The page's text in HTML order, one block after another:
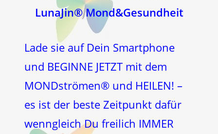
LunaJin® Mond&Gesundheit
Lade sie auf Dein Smartphone
und BEGINNE JETZT mit dem
MONDströmen® und HEILEN! –
es ist der beste Zeitpunkt dafür
wenngleich Du freilich IMMER